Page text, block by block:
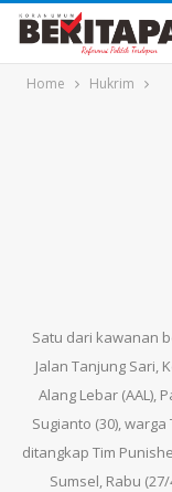
Home Hukrim
Satu dari kawanan
Jalan Tanjung Sari,
Alang Lebar (AAL),
Sugianto (30),
ditangkap Tim
Sumsel, Rabu